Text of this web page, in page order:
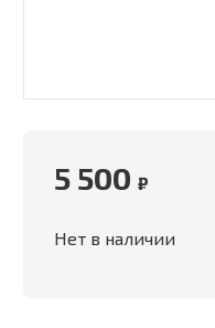
5 500 ₽
Нет в наличии